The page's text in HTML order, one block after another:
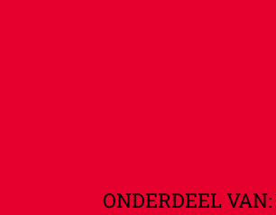
ONDERDEEL VAN: